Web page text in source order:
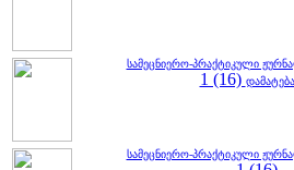
სამეცნიერო-პრაქტიკული
1 (16)
სამეცნიერო-პრაქტიკული